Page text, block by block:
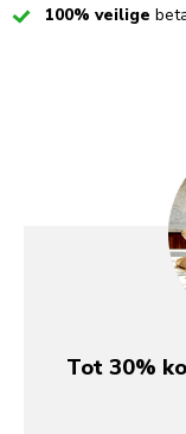
Checked100% veilige
Tot 30%